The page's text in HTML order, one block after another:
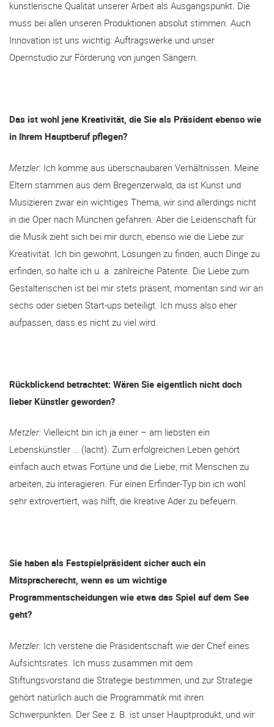
künstlerische Qualität unserer Arbeit als Ausgangspunkt. Die
muss bei allen unseren Produktionen absolut stimmen. Auch
Innovation ist uns wichtig: Auftragswerke und unser
Opernstudio zur Förderung von jungen Sängern.
Das ist wohl jene Kreativität, die Sie als Präsident ebenso wie
in Ihrem Hauptberuf pflegen?
Metzler: Ich komme aus überschaubaren Verhältnissen. Meine
Eltern stammen aus dem Bregenzerwald, da ist Kunst und
Musizieren zwar ein wichtiges Thema, wir sind allerdings nicht
in die Oper nach München gefahren. Aber die Leidenschaft für
die Musik zieht sich bei mir durch, ebenso wie die Liebe zur
Kreativität. Ich bin gewohnt, Lösungen zu finden, auch Dinge zu
erfinden, so halte ich u. a. zahlreiche Patente. Die Liebe zum
Gestalterischen ist bei mir stets präsent, momentan sind wir an
sechs oder sieben Start-ups beteiligt. Ich muss also eher
aufpassen, dass es nicht zu viel wird.
Rückblickend betrachtet: Wären Sie eigentlich nicht doch
lieber Künstler geworden?
Metzler: Vielleicht bin ich ja einer – am liebsten ein
Lebenskünstler … (lacht). Zum erfolgreichen Leben gehört
einfach auch etwas Fortüne und die Liebe, mit Menschen zu
arbeiten, zu interagieren. Für einen Erfinder-Typ bin ich wohl
sehr extrovertiert, was hilft, die kreative Ader zu befeuern.
Sie haben als Festspielpräsident sicher auch ein
Mitspracherecht, wenn es um wichtige
Programmentscheidungen wie etwa das Spiel auf dem See
geht?
Metzler: Ich verstehe die Präsidentschaft wie der Chef eines
Aufsichtsrates. Ich muss zusammen mit dem
Stiftungsvorstand die Strategie bestimmen, und zur Strategie
gehört natürlich auch die Programmatik mit ihren
Schwerpunkten. Der See z. B. ist unser Hauptprodukt, und wir